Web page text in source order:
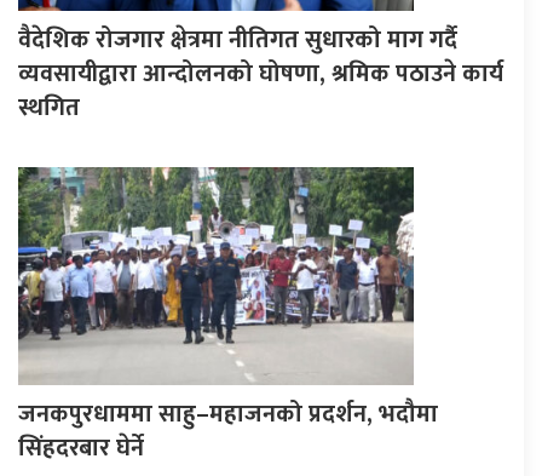
वैदेशिक रोजगार क्षेत्रमा नीतिगत सुधारको माग गर्दै
व्यवसायीद्वारा आन्दोलनको घोषणा, श्रमिक पठाउने कार्य
स्थगित
जनकपुरधाममा साहु–महाजनको प्रदर्शन, भदौमा
सिंहदरबार घेर्ने